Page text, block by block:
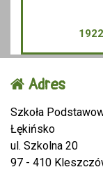
Adres
Szkoła
Łękińsko
ul. Szkolna 20
97 - 410